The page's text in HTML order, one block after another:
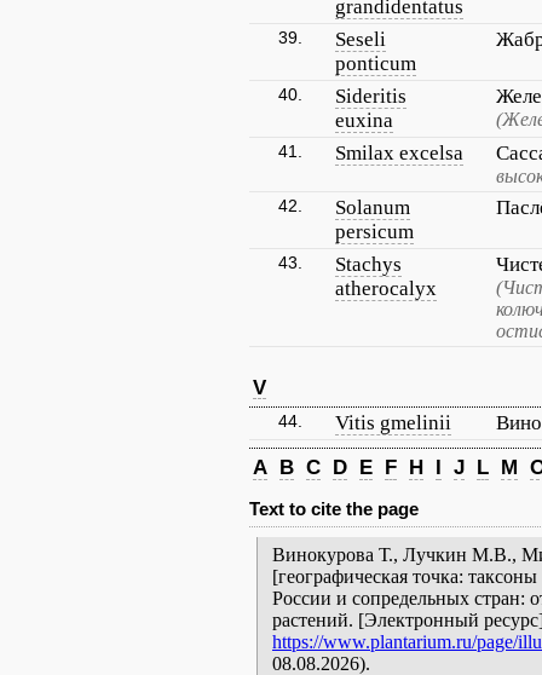
grandidentatus
39.
Seseli
ponticum
40.
Sideritis
euxina
41. Smilax excelsa
42.
Solanum
persicum
43.
Stachys
atherocalyx
V
44. Vitis gmelinii
A B C D E F H I J L M
Text to cite the page
Винокурова Т., Лучкин М.В.,
[географическая точка:
России и сопредельных стран:
растений. [Электронный
https://www.plantarium.ru/page/
08.08.2026).